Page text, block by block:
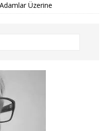
Üzerine